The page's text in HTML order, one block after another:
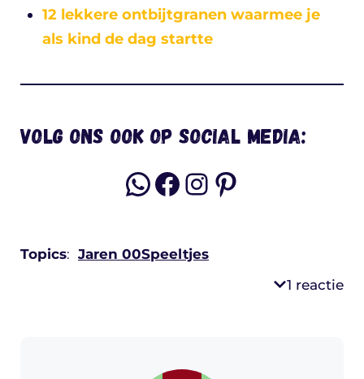
12 lekkere ontbijtgranen waarmee je
als kind de dag startte
Volg ons ook op social media:
WhatsApp
Facebook
Instagram
Pinterest
Topics: Jaren 00Speeltjes
1 reactie